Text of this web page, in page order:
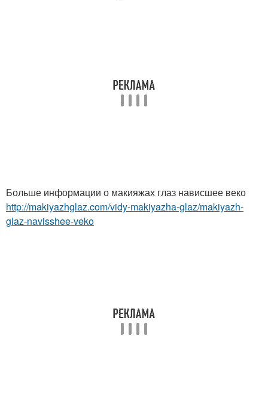
Больше информации о макияжах глаз нависшее веко
http://makiyazhglaz.com/vidy-makiyazha-glaz/makiyazh-
glaz-navisshee-veko